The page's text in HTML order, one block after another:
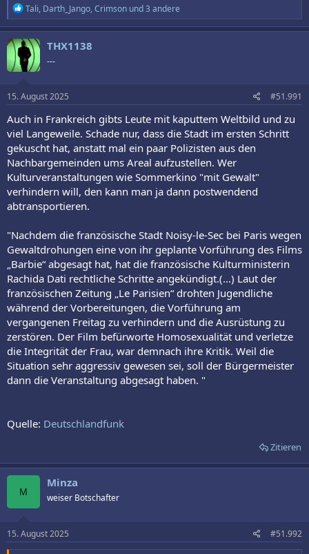
R
e
a
k
t
i
o
e
n
:
Tali, Darth_Jango, Crimson und 3 andere
THX1138
---
15. August 2025 #51.991
Auch in Frankreich gibts Leute mit kaputtem Weltbild und zu
viel Langeweile. Schade nur, dass die Stadt im ersten Schritt
gekuscht hat, anstatt mal ein paar Polizisten aus den
Nachbargemeinden ums Areal aufzustellen. Wer
Kulturveranstaltungen wie Sommerkino "mit Gewalt"
verhindern will, den kann man ja dann postwendend
abtransportieren.
"Nachdem die französische Stadt Noisy-le-Sec bei Paris wegen
Gewaltdrohungen eine von ihr geplante Vorführung des Films
„Barbie“ abgesagt hat, hat die französische Kulturministerin
Rachida Dati rechtliche Schritte angekündigt.(...) Laut der
französischen Zeitung „Le Parisien“ drohten Jugendliche
während der Vorbereitungen, die Vorführung am
vergangenen Freitag zu verhindern und die Ausrüstung zu
zerstören. Der Film befürworte Homosexualität und verletze
die Integrität der Frau, war demnach ihre Kritik. Weil die
Situation sehr aggressiv gewesen sei, soll der Bürgermeister
dann die Veranstaltung abgesagt haben. "
Quelle: Deutschlandfunk
Zitieren
M
Minza
weiser Botschafter
15. August 2025 #51.992